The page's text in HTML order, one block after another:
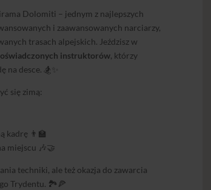
Dolomiti – jednym z najlepszych
i zaawansowanych narciarzy,
trasach alpejskich. Jeździsz w
instruktorów, którzy
desce. 🏂✨
się zimą:
kadrę 👨‍🏫
miejscu 🎶🤝
techniki, ale też okazja do zawarcia
Trydentu. 🏞️🍕